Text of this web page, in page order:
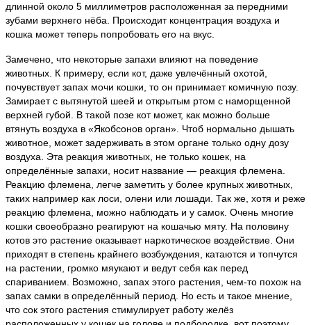
длинной около 5 миллиметров расположенная за передними
зубами верхнего нёба. Происходит концентрация воздуха и
кошка может теперь попробовать его на вкус.
Замечено, что некоторые запахи влияют на поведение
животных. К примеру, если кот, даже увлечённый охотой,
почувствует запах мочи кошки, то он принимает комичную позу.
Замирает с вытянутой шеей и открытым ртом с наморщенной
верхней губой. В такой позе кот может, как можно больше
втянуть воздуха в «Якобсонов орган». Чтоб нормально дышать
животное, может задерживать в этом органе только одну дозу
воздуха. Эта реакция животных, не только кошек, на
определённые запахи, носит название — реакция флемена.
Реакцию флемена, легче заметить у более крупных животных,
таких например как лоси, олени или лошади. Так же, хотя и реже
реакцию флемена, можно наблюдать и у самок. Очень многие
кошки своеобразно реагируют на кошачью мяту. На половину
котов это растение оказывает наркотическое воздействие. Они
приходят в степень крайнего возбуждения, катаются и топчутся
на растении, громко мяукают и ведут себя как перед
спариванием. Возможно, запах этого растения, чем-то похож на
запах самки в определённый период. Но есть и такое мнение,
что сок этого растения стимулирует работу желёз